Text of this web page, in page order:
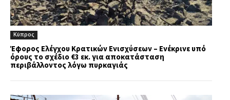
Κύπρος
Έφορος Ελέγχου Κρατικών Ενισχύσεων – Ενέκρινε υπό
όρους το σχέδιο €3 εκ. για αποκατάσταση
περιβάλλοντος λόγω πυρκαγιάς